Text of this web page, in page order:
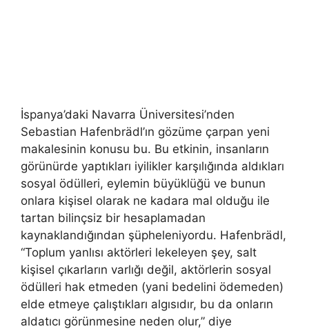
İspanya’daki Navarra Üniversitesi’nden
Sebastian Hafenbrädl’ın gözüme çarpan yeni
makalesinin konusu bu. Bu etkinin, insanların
görünürde yaptıkları iyilikler karşılığında aldıkları
sosyal ödülleri, eylemin büyüklüğü ve bunun
onlara kişisel olarak ne kadara mal olduğu ile
tartan bilinçsiz bir hesaplamadan
kaynaklandığından şüpheleniyordu. Hafenbrädl,
“Toplum yanlısı aktörleri lekeleyen şey, salt
kişisel çıkarların varlığı değil, aktörlerin sosyal
ödülleri hak etmeden (yani bedelini ödemeden)
elde etmeye çalıştıkları algısıdır, bu da onların
aldatıcı görünmesine neden olur,” diye